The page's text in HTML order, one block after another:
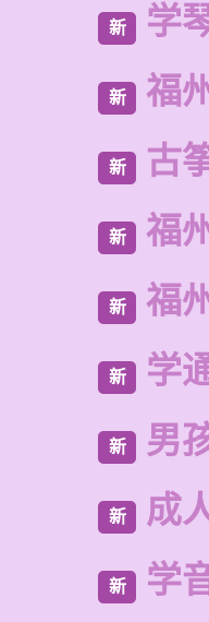
新 学
新 福
新 古
新 福
新 福
新 学
新 男
新 成
新 学